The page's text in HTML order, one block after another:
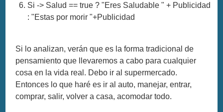
Si -> Salud == true ? "Eres Saludable " + Publicidad
: "Estas por morir "+Publicidad
Si lo analizan, verán que es la forma tradicional de
pensamiento que llevaremos a cabo para cualquier
cosa en la vida real. Debo ir al supermercado.
Entonces lo que haré es ir al auto, manejar, entrar,
comprar, salir, volver a casa, acomodar todo.